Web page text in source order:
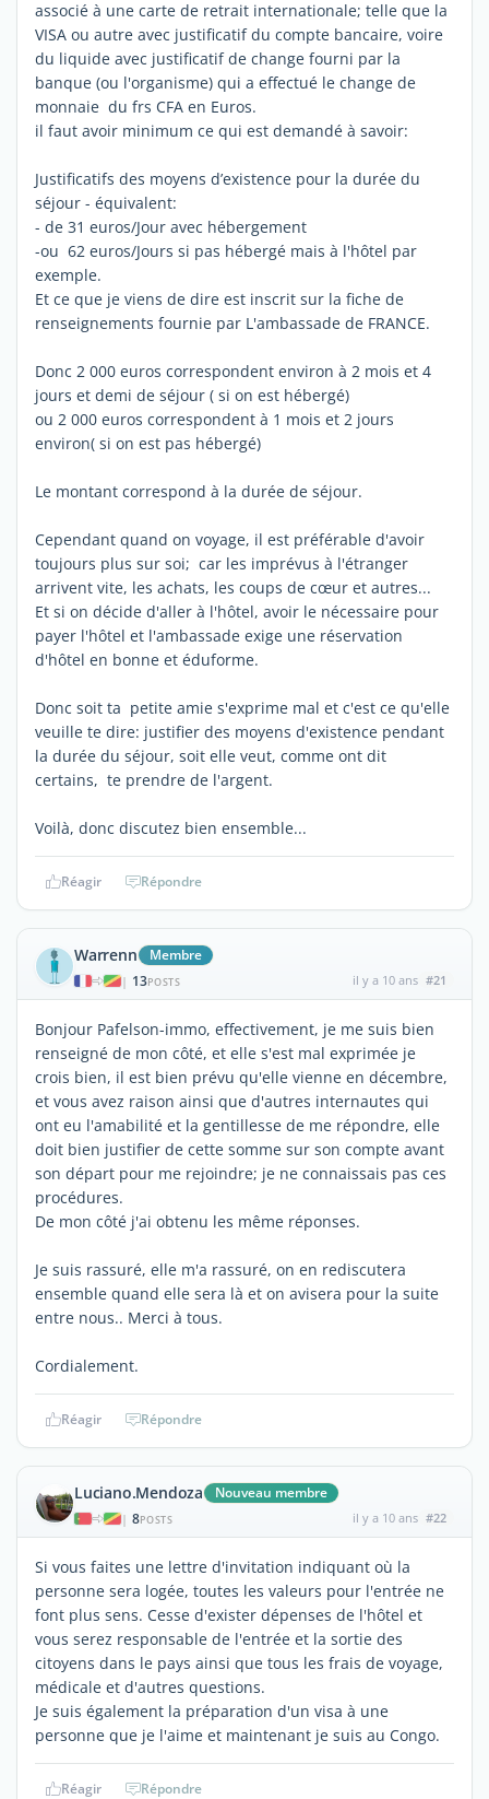
associé à une carte de retrait internationale; telle que la
VISA ou autre avec justificatif du compte bancaire, voire
du liquide avec justificatif de change fourni par la
banque (ou l'organisme) qui a effectué le change de
monnaie du frs CFA en Euros.
il faut avoir minimum ce qui est demandé à savoir:
Justificatifs des moyens d’existence pour la durée du
séjour - équivalent:
- de 31 euros/Jour avec hébergement
-ou 62 euros/Jours si pas hébergé mais à l'hôtel par
exemple.
Et ce que je viens de dire est inscrit sur la fiche de
renseignements fournie par L'ambassade de FRANCE.
Donc 2 000 euros correspondent environ à 2 mois et 4
jours et demi de séjour ( si on est hébergé)
ou 2 000 euros correspondent à 1 mois et 2 jours
environ( si on est pas hébergé)
Le montant correspond à la durée de séjour.
Cependant quand on voyage, il est préférable d'avoir
toujours plus sur soi; car les imprévus à l'étranger
arrivent vite, les achats, les coups de cœur et autres...
Et si on décide d'aller à l'hôtel, avoir le nécessaire pour
payer l'hôtel et l'ambassade exige une réservation
d'hôtel en bonne et éduforme.
Donc soit ta petite amie s'exprime mal et c'est ce qu'elle
veuille te dire: justifier des moyens d'existence pendant
la durée du séjour, soit elle veut, comme ont dit
certains, te prendre de l'argent.
Voilà, donc discutez bien ensemble...
Réagir Répondre
Warrenn Membre
| 13POSTS il y a 10 ans #21
Bonjour Pafelson-immo, effectivement, je me suis bien
renseigné de mon côté, et elle s'est mal exprimée je
crois bien, il est bien prévu qu'elle vienne en décembre,
et vous avez raison ainsi que d'autres internautes qui
ont eu l'amabilité et la gentillesse de me répondre, elle
doit bien justifier de cette somme sur son compte avant
son départ pour me rejoindre; je ne connaissais pas ces
procédures.
De mon côté j'ai obtenu les même réponses.
Je suis rassuré, elle m'a rassuré, on en rediscutera
ensemble quand elle sera là et on avisera pour la suite
entre nous.. Merci à tous.
Cordialement.
Réagir Répondre
Luciano.Mendoza Nouveau membre
| 8POSTS il y a 10 ans #22
Si vous faites une lettre d'invitation indiquant où la
personne sera logée, toutes les valeurs pour l'entrée ne
font plus sens. Cesse d'exister dépenses de l'hôtel et
vous serez responsable de l'entrée et la sortie des
citoyens dans le pays ainsi que tous les frais de voyage,
médicale et d'autres questions.
Je suis également la préparation d'un visa à une
personne que je l'aime et maintenant je suis au Congo.
Réagir Répondre